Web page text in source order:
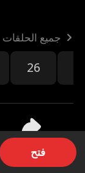
جميع الحلقات
26
مشاركة
فتح